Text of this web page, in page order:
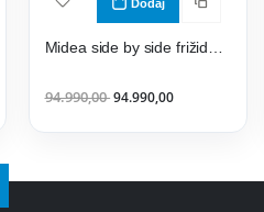
Dodaj
94.990,0094.990,00